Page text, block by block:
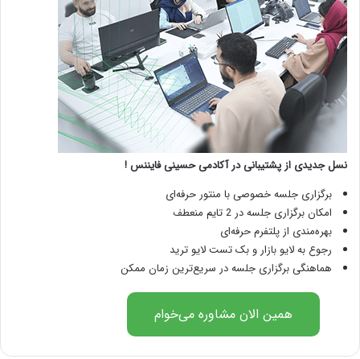
نسل جدیدی از پشتیبانی در آکادمی حسینی فایننس !
برگزاری جلسه خصوصی با منتور حرفه‌ای
امکان برگزاری جلسه در 2 تایم منعطف
بهره‌مندی از پلتفرم حرفه‌ای
رجوع به لایو بازار و بک تست لایو ترید
هماهنگی برگزاری جلسه در سریع‌ترین زمان ممکن
همین الان مشاوره می‌خوام